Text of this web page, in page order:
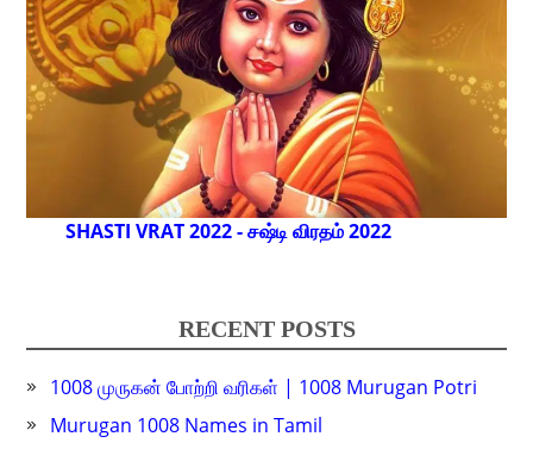
SHASTI VRAT 2022 - சஷ்டி விரதம் 2022
RECENT POSTS
1008 முருகன் போற்றி வரிகள் | 1008 Murugan Potri
Murugan 1008 Names in Tamil